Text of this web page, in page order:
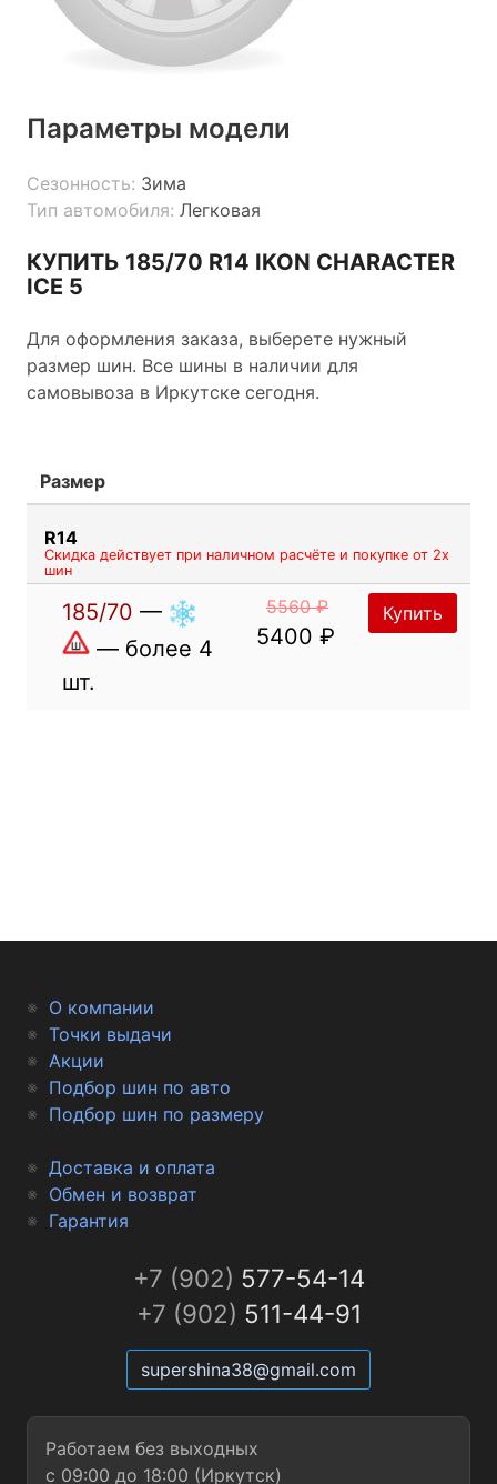
Параметры модели
Сезонность: Зима
Тип автомобиля: Легковая
КУПИТЬ 185/70 R14 IKON CHARACTER
ICE 5
Для оформления заказа, выберете нужный
размер шин. Все шины в наличии для
самовывоза в Иркутске сегодня.
Размер
R14
Скидка действует при наличном расчёте и покупке от 2х
шин
185/70 —
— более 4
шт.
5560 ₽
5400 ₽
Купить
О компании
Точки выдачи
Акции
Подбор шин по авто
Подбор шин по размеру
Доставка и оплата
Обмен и возврат
Гарантия
+7 (902) 577-54-14
+7 (902) 511-44-91
supershina38@gmail.com
Работаем без выходных
с 09:00 до 18:00 (Иркутск)